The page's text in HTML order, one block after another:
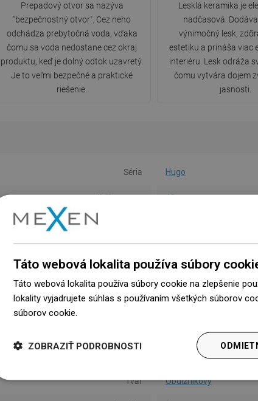
Prepadový otvor sa nazýva
"bezpečnostný otvor". Cez neho
odchádza prebytočná voda, vďaka
čomu sa voda nedostane cez okraj
produktu, keď je dolný odtok uzavretý.
Je to veľmi bezpečné a praktické
riešenie.
Lesklá keramika je
nadčasová.
výnimočný lesk,
estetiku a prináša viac
interiéru. Lesk odráža
čomu vytvára dojem
jasnosti.
Séria Hugo
Dlhšia strana 40 cm
Kratšia strana
Povrch Lesk
Umyvadlový
Tvar Obdĺžnikový
Táto webová lokalita používa súbory
Táto webová lokalita používa súbory cookie na zlepšenie
lokality vyjadrujete súhlas s používaním všetkých súborov
súborov cookie.
ZOBRAZIŤ PODROBNOSTI